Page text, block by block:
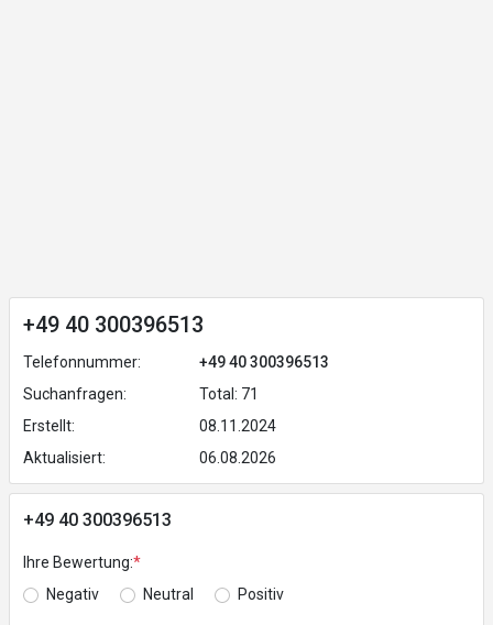
+49 40 300396513
Telefonnummer:
+49 40 300396513
Suchanfragen:
Total: 71
Erstellt:
08.11.2024
Aktualisiert:
06.08.2026
+49 40 300396513
Ihre Bewertung:*
Negativ
Neutral Positiv